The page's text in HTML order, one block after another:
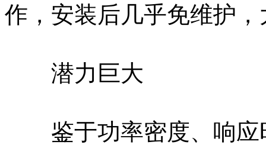
作，安装后几乎免维护
潜力巨大
鉴于功率密度、响应